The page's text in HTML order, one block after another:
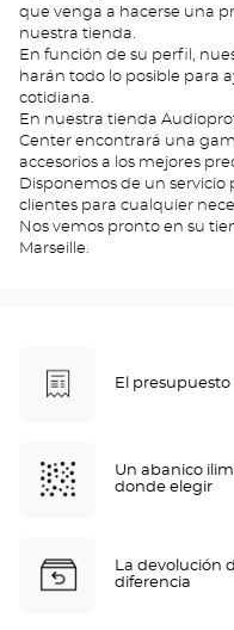
que venga a hacerse una
nuestra tienda.
En función de su perfil,
harán todo lo posible para
cotidiana.
En nuestra tienda
Center encontrará una
accesorios a los mejores
Disponemos de un
clientes para cualquier
Nos vemos pronto en su
Marseille.
El presupuesto
Un abanico
donde elegir
La devolución
diferencia